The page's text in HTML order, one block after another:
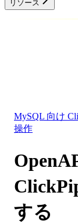
リソース
MySQL 向け
操作
する